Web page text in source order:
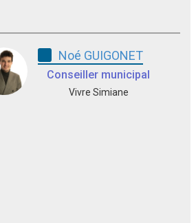
Noé GUIGONET
Conseiller municipal
Vivre Simiane